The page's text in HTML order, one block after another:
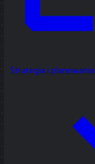
Strategia i planowanie